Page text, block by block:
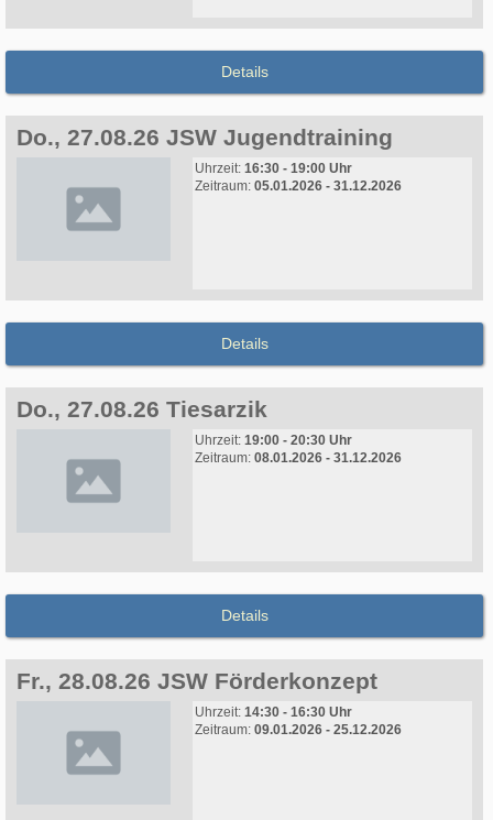
Details
Do., 27.08.26 JSW Jugendtraining
Uhrzeit: 16:30 - 19:00 Uhr
Zeitraum: 05.01.2026 - 31.12.2026
Details
Do., 27.08.26 Tiesarzik
Uhrzeit: 19:00 - 20:30 Uhr
Zeitraum: 08.01.2026 - 31.12.2026
Details
Fr., 28.08.26 JSW Förderkonzept
Uhrzeit: 14:30 - 16:30 Uhr
Zeitraum: 09.01.2026 - 25.12.2026